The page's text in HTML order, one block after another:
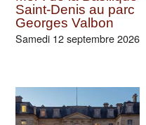
Saint-Denis au parc
Georges Valbon
Samedi 12 septembre 2026